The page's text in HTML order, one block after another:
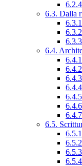
6.3. Dalla
6.4.
6.5.